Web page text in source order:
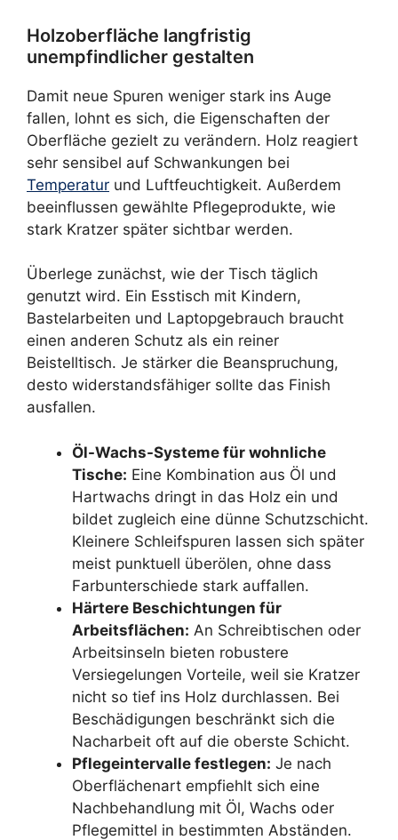
Holzoberfläche langfristig
unempfindlicher gestalten
Damit neue Spuren weniger stark ins Auge
fallen, lohnt es sich, die Eigenschaften der
Oberfläche gezielt zu verändern. Holz reagiert
sehr sensibel auf Schwankungen bei
Temperatur und Luftfeuchtigkeit. Außerdem
beeinflussen gewählte Pflegeprodukte, wie
stark Kratzer später sichtbar werden.
Überlege zunächst, wie der Tisch täglich
genutzt wird. Ein Esstisch mit Kindern,
Bastelarbeiten und Laptopgebrauch braucht
einen anderen Schutz als ein reiner
Beistelltisch. Je stärker die Beanspruchung,
desto widerstandsfähiger sollte das Finish
ausfallen.
Öl-Wachs-Systeme für wohnliche
Tische: Eine Kombination aus Öl und
Hartwachs dringt in das Holz ein und
bildet zugleich eine dünne Schutzschicht.
Kleinere Schleifspuren lassen sich später
meist punktuell überölen, ohne dass
Farbunterschiede stark auffallen.
Härtere Beschichtungen für
Arbeitsflächen: An Schreibtischen oder
Arbeitsinseln bieten robustere
Versiegelungen Vorteile, weil sie Kratzer
nicht so tief ins Holz durchlassen. Bei
Beschädigungen beschränkt sich die
Nacharbeit oft auf die oberste Schicht.
Pflegeintervalle festlegen: Je nach
Oberflächenart empfiehlt sich eine
Nachbehandlung mit Öl, Wachs oder
Pflegemittel in bestimmten Abständen.